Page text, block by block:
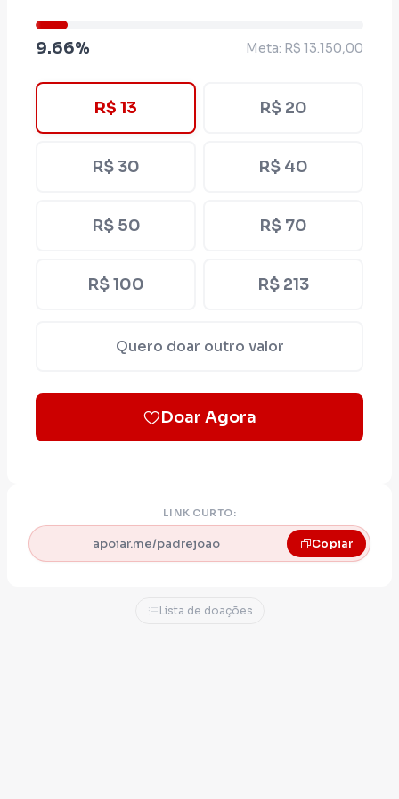
autor de importantes leis e projetos em
benefício do povo e da garantia de direitos.
Brasil. Colabore com nosso projeto e nossa
missão para servirmos mais e melhor."
9.66% Meta: R$ 13.150,00
R$ 13 R$ 20
R$ 30 R$ 40
R$ 50 R$ 70
R$ 100 R$ 213
Quero doar outro valor
Doar Agora
LINK CURTO:
apoiar.me/padrejoao Copiar
Lista de doações